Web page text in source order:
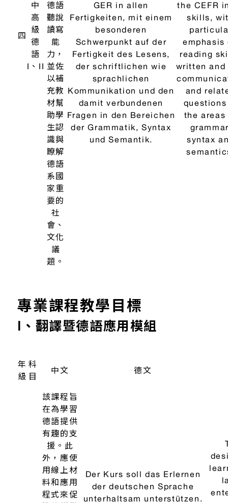
國文
化相
關主
題，
學期
末以
德語
進行
成果
展演
與書
面報
告。
Instituts entspricht.
profile of
中
I、II
本課
程為
整合
性課
程，
藉此
加強
學生
語參
考架
構」
德語
讀寫
能
力，
並佐
以補
充教
材幫
助學
生認
Ziel des Kurses ist die
Vertiefung der
sprachlichen
GER in allen
Schwerpunkt auf der
Fertigkeit des Lesens,
der schriftlichen wie
Kommunikation und den
damit verbundenen
Fragen in den Bereichen
der Grammatik, Syntax
and
the areas